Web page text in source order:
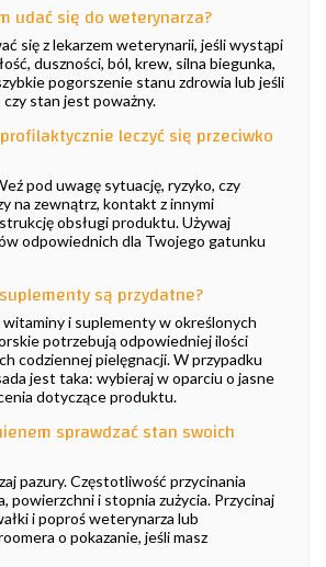
udać się do weterynarza?
się z lekarzem weterynarii, jeśli wystąpi
duszności, ból, krew, silna biegunka,
pogorszenie stanu zdrowia lub jeśli
czy stan jest poważny.
leczyć się przeciwko
pod uwagę sytuację, ryzyko, czy
na zewnątrz, kontakt z innymi
obsługi produktu. Używaj
odpowiednich dla Twojego gatunku
są przydatne?
i suplementy w określonych
potrzebują odpowiedniej ilości
codziennej pielęgnacji. W przypadku
jest taka: wybieraj w oparciu o jasne
dotyczące produktu.
sprawdzać stan swoich
pazury. Częstotliwość przycinania
powierzchni i stopnia zużycia. Przycinaj
i poproś weterynarza lub
o pokazanie, jeśli masz